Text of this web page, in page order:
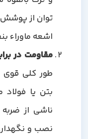
توان از پوشش ها
اشعه ماوراء
مقاومت در برابر
طور کلی قوی
بتن یا فولاد
ناشی از ضربه
نصب و نگهداری